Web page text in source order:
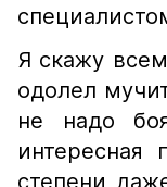
Я скажу
одолел
не надо
интересная
степени